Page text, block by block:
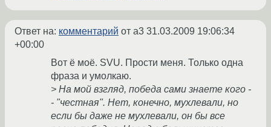
Ответ на: комментарий от a3 31.03.2009 19:06:34
+00:00
Вот ё моё. SVU. Прости меня. Только одна
фраза и умолкаю.
> На мой взгляд, победа сами знаете кого -
- "честная". Нет, конечно, мухлевали, но
если бы даже не мухлевали, он бы все